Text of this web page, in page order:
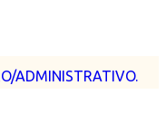
ADMINISTRATIVO.